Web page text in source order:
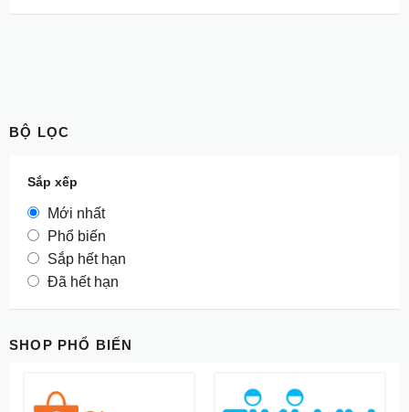
BỘ LỌC
Sắp xếp
Mới nhất
Phổ biến
Sắp hết hạn
Đã hết hạn
SHOP PHỔ BIẾN